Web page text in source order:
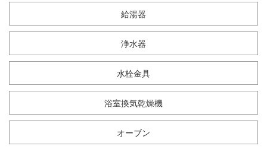
給湯器
浄水器
水栓金具
浴室換気乾燥機
オーブン